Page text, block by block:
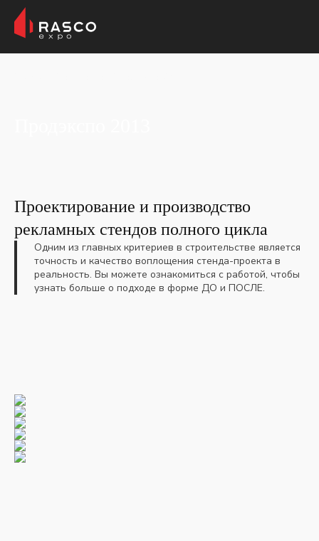
Проектирование и производство
рекламных стендов полного цикла
Одним из главных критериев в строительстве является
точность и качество воплощения стенда-проекта в
реальность. Вы можете ознакомиться с работой, чтобы
узнать больше о подходе в форме ДО и ПОСЛЕ.